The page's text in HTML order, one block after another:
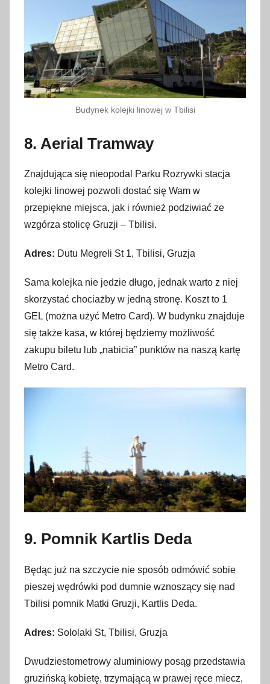
Budynek kolejki linowej w Tbilisi
8. Aerial Tramway
Znajdująca się nieopodal Parku Rozrywki stacja
kolejki linowej pozwoli dostać się Wam w
przepiękne miejsca, jak i również podziwiać ze
wzgórza stolicę Gruzji – Tbilisi.
Adres: Dutu Megreli St 1, Tbilisi, Gruzja
Sama kolejka nie jedzie długo, jednak warto z niej
skorzystać chociażby w jedną stronę. Koszt to 1
GEL (można użyć Metro Card). W budynku znajduje
się także kasa, w której będziemy możliwość
zakupu biletu lub „nabicia” punktów na naszą kartę
Metro Card.
9. Pomnik Kartlis Deda
Będąc już na szczycie nie sposób odmówić sobie
pieszej wędrówki pod dumnie wznoszący się nad
Tbilisi pomnik Matki Gruzji, Kartlis Deda.
Adres: Sololaki St, Tbilisi, Gruzja
Dwudziestometrowy aluminiowy posąg przedstawia
gruzińską kobietę, trzymającą w prawej ręce miecz,